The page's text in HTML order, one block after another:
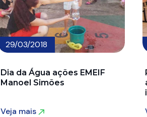
29/03/2018
Dia da Água ações EMEIF
Manoel Simões
Veja mais